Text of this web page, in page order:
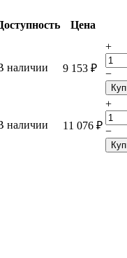
Цена
наличии 9 153 ₽
+
−
наличии 11 076 ₽
+
−